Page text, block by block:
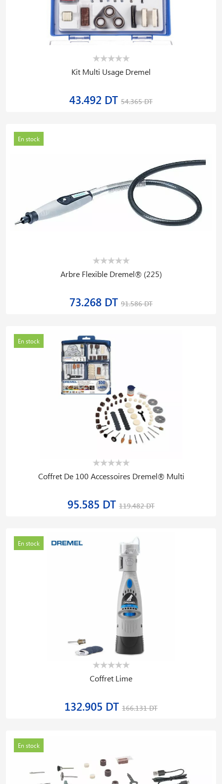
Kit Multi Usage Dremel
43.492 DT 54.365 DT
En stock
Arbre Flexible Dremel® (225)
73.268 DT 91.586 DT
En stock
Coffret De 100 Accessoires Dremel® Multi
95.585 DT 119.482 DT
En stock
Coffret Lime
132.905 DT 166.131 DT
En stock